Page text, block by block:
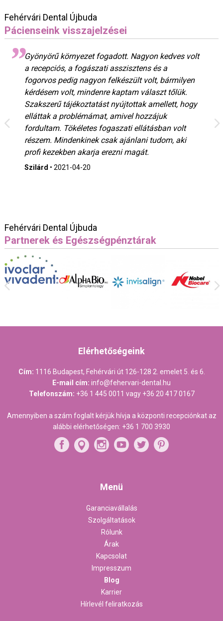
Fehérvári Dental Újbuda
Pácienseink visszajelzései
Gyönyörű környezet fogadott. Nagyon kedves volt
a recepciós, a fogászati asszisztens és a
fogorvos pedig nagyon felkészült volt, bármilyen
kérdésem volt, mindenre kaptam választ tőlük.
Szakszerű tájékoztatást nyújtottak amellett, hogy
elláttak a problémámat, amivel hozzájuk
fordultam. Tökéletes fogaszati ellátásban volt
részem. Mindenkinek csak ajánlani tudom, aki
profi kezekben akarja erezni magát.
Szilárd • 2021-04-20
Fehérvári Dental Újbuda
Partnerek és Egészségpénztárak
Elérhetőségeink
Cím: 1116 Budapest, Fehérvári út 126-128 2. emelet 5. és 6.
E-mail cím: info@fehervari-dental.hu
Telefonszám: +36 1 445 0011 vagy +36 20 417 0167
Amennyiben a szám foglalt kérjük hívja a központi recepciónkat az
alábbi elérhetőségen: +36 1 700 3930
Menü
Garanciavállalás
Szolgáltatások
Rólunk
Árak
Kapcsolat
Impresszum
Blog
Karrier
Hírlevél feliratkozás